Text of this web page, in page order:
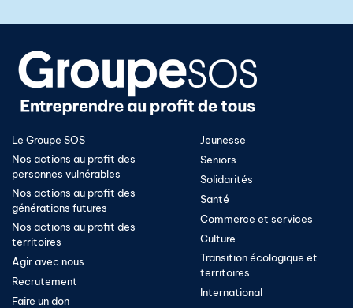
Le Groupe SOS
Nos actions au profit des
personnes vulnérables
Nos actions au profit des
générations futures
Nos actions au profit des
territoires
Agir avec nous
Recrutement
Faire un don
Jeunesse
Seniors
Solidarités
Santé
Commerce et services
Culture
Transition écologique et
territoires​
International